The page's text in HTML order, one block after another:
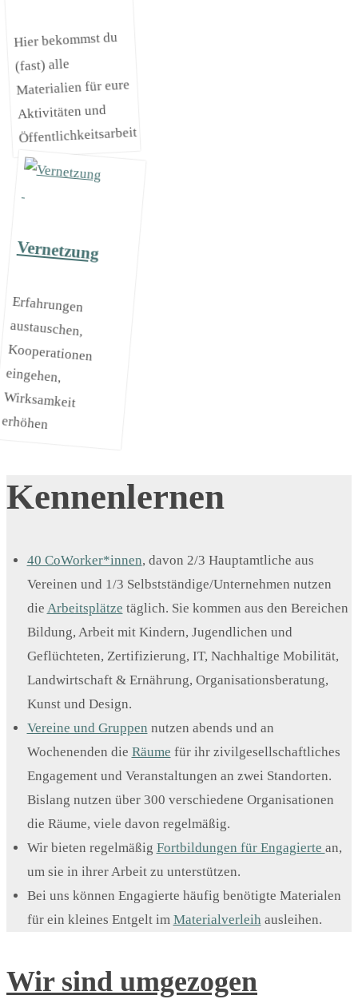
Hier bekommst du
(fast) alle
Materialien für eure
Aktivitäten und
Öffentlichkeitsarbeit
Vernetzung
Erfahrungen
austauschen,
Kooperationen
eingehen,
Wirksamkeit
erhöhen
Kennenlernen
40 CoWorker*innen, davon 2/3 Hauptamtliche aus
Vereinen und 1/3 Selbstständige/Unternehmen nutzen
die Arbeitsplätze täglich. Sie kommen aus den Bereichen
Bildung, Arbeit mit Kindern, Jugendlichen und
Geflüchteten, Zertifizierung, IT, Nachhaltige Mobilität,
Landwirtschaft & Ernährung, Organisationsberatung,
Kunst und Design.
Vereine und Gruppen nutzen abends und an
Wochenenden die Räume für ihr zivilgesellschaftliches
Engagement und Veranstaltungen an zwei Standorten.
Bislang nutzen über 300 verschiedene Organisationen
die Räume, viele davon regelmäßig.
Wir bieten regelmäßig Fortbildungen für Engagierte an,
um sie in ihrer Arbeit zu unterstützen.
Bei uns können Engagierte häufig benötigte Materialen
für ein kleines Entgelt im Materialverleih ausleihen.
Wir sind umgezogen